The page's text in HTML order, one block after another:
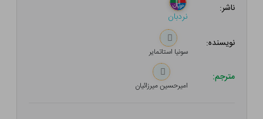
ناشر:
نردبان
نویسنده:
سونیا استاتمایر
مترجم:
امیرحسین میرزائیان